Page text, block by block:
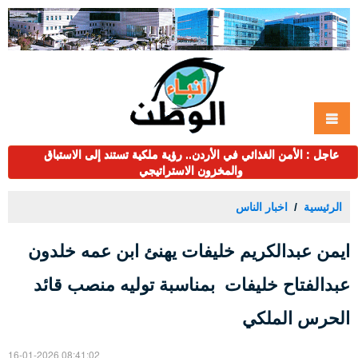
عاجل : الأمن الغذائي في الأردن.. رؤية ملكية تستند إلى الاستباق
والمخزون الاستراتيجي
الرئيسية اخبار الناس
ايمن عبدالكريم خليفات يهنئ ابن عمه خلدون
عبدالفتاح خليفات بمناسبة توليه منصب قائد
الحرس الملكي
16-01-2026 08:41:02